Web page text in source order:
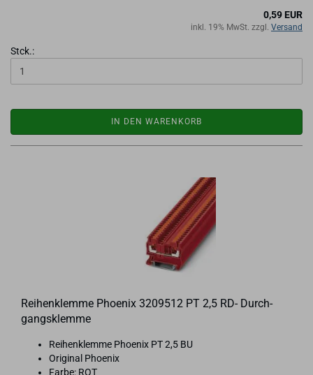
0,59 EUR
inkl. 19% MwSt. zzgl. Versand
Stck.:
IN DEN WARENKORB
Rei­hen­klem­me Phoe­nix 3209512 PT 2,5 RD- Durch­
gangs­klem­me
Rei­hen­klem­me Phoe­nix PT 2,5 BU
Ori­gi­nal Phoe­nix
Farbe: ROT